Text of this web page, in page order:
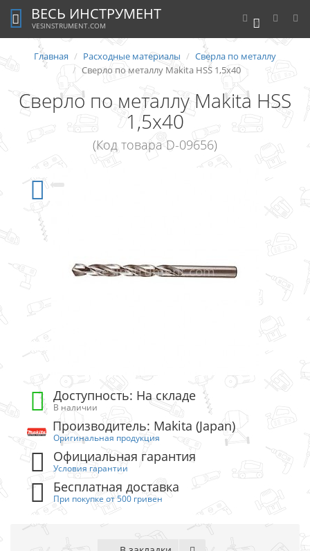
0
ВЕСЬ ИНСТРУМЕНТ
VESINSTRUMENT.COM
Главная Расходные материалы
Сверла по металлу
Сверло по металлу Makita HSS 1,5x40
Сверло по металлу Makita HSS
1,5x40
(Код товара D-09656)
Доступность: На складе
В наличии
Производитель: Makita (Japan)
Оригинальная продукция
Официальная гарантия
Условия гарантии
Бесплатная доставка
При покупке от 500 гривен